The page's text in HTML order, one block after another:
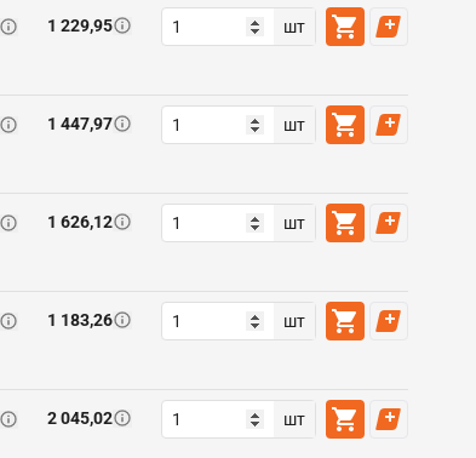
1 229,95 шт
1 447,97 шт
1 626,12 шт
1 183,26 шт
2 045,02 шт